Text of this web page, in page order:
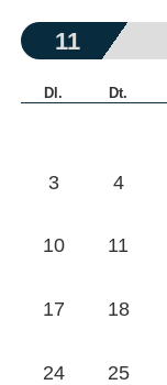
11
Dl. Dt.
3 4
10 11
17 18
24 25